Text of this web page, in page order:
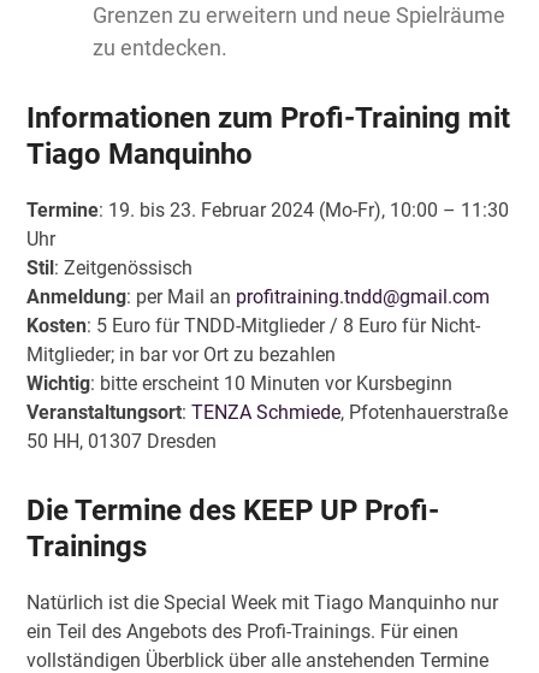
Grenzen zu erweitern und neue Spielräume
zu entdecken.
Informationen zum Profi-Training mit
Tiago Manquinho
Termine: 19. bis 23. Februar 2024 (Mo-Fr), 10:00 – 11:30
Uhr
Stil: Zeitgenössisch
Anmeldung: per Mail an profitraining.tndd@gmail.com
Kosten: 5 Euro für TNDD-Mitglieder / 8 Euro für Nicht-
Mitglieder; in bar vor Ort zu bezahlen
Wichtig: bitte erscheint 10 Minuten vor Kursbeginn
Veranstaltungsort:TENZA Schmiede, Pfotenhauerstraße
50 HH, 01307 Dresden
Die Termine des KEEP UP Profi-
Trainings
Natürlich ist die Special Week mit Tiago Manquinho nur
ein Teil des Angebots des Profi-Trainings. Für einen
vollständigen Überblick über alle anstehenden Termine